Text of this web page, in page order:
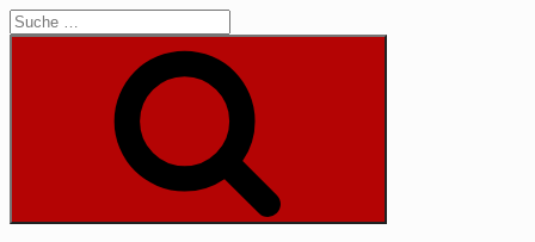
Skip
to
Suche